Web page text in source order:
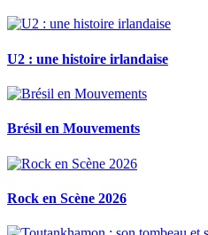
U2 : une histoire irlandaise
Brésil en Mouvements
Rock en Scène 2026